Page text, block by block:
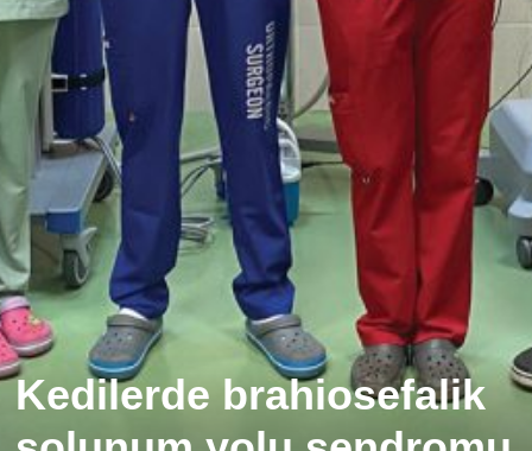
Kedilerde brahiosefalik